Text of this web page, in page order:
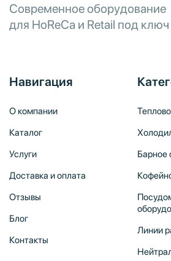
Современное оборудование
для HoReCa и Retail под ключ
Навигация
О компании
Каталог
Услуги
Доставка и оплата
Отзывы
Блог
Контакты
Барное
Линии